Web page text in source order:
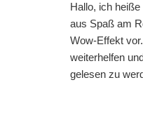
Hallo, ich
aus Spaß am
Wow-Effekt
weiterhelfen
gelesen zu